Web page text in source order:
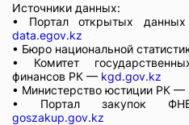
Источники данных:
• Портал открытых
data.egov.kz
• Бюро национальной
• Комитет
финансов РК — kgd.gov.kz
• Министерство юстиции РК —
• Портал закупок
goszakup.gov.kz